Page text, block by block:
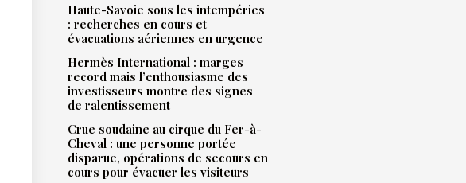
Haute-Savoie sous les intempéries
: recherches en cours et
évacuations aériennes en urgence
Hermès International : marges
record mais l’enthousiasme des
investisseurs montre des signes
de ralentissement
Crue soudaine au cirque du Fer-à-
Cheval : une personne portée
disparue, opérations de secours en
cours pour évacuer les visiteurs